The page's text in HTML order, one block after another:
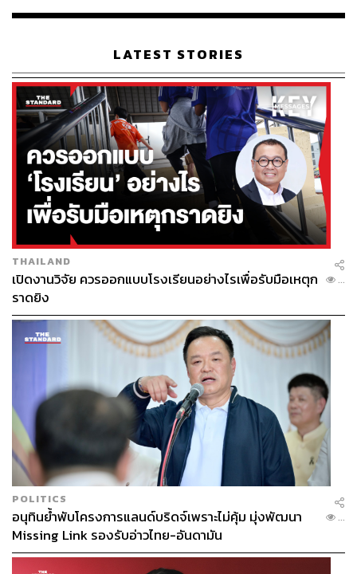
CULTURE – TV & RADIO
Netflix ผู้ให้บริการวิดีโอสตรีมมิงรายใหญ่ของโลกรุก
ตลาดแอนิเมชันญี่ปุ่นอย่างจริงจัง ประกาศสร้างแอนิเมะใหม่
ที่จะฉายบน Netflix ในปี 2018 รวมกว่า 13 เรื่อง ทั้งที่มีข่าวว่า
แอนิเมะญี่ปุ่นกำลังอยู่ในภาวะขาลง เหตุใด Netflix จึงยังเลือก
กระโจนสู่สมรภูมินี้ THE STANDARD หาคำตอบมาให้แล้ว
เรือนไทยที่ถูกซุกไว้
LATEST STORIES
THAILAND
เปิดงานวิจัย ควรออกแบบโรงเรียนอย่างไรเพื่อรับมือเหตุก
ราดยิง
...
POLITICS
อนุทินย้ำพับโครงการแลนด์บริดจ์เพราะไม่คุ้ม มุ่งพัฒนา
Missing Link รองรับอ่าวไทย-อันดามัน
...